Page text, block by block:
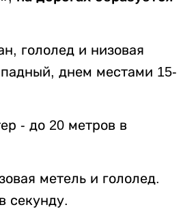
гололед и низовая
днем местами 15-
- до 20 метров в
метель и гололед.
секунду.